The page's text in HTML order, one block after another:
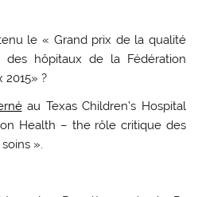
le « Grand prix de la qualité
des hôpitaux de la Fédération
?
au Texas Children’s Hospital
Health – the rôle critique des
».